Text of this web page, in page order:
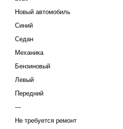
Новый автомобиль
Синий
Седан
Механика
Бензиновый
Левый
Передний
---
Не требуется ремонт